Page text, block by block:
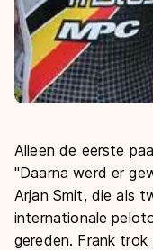
Alleen de eerste
"Daarna werd er
Arjan Smit, die als
internationale
gereden. Frank